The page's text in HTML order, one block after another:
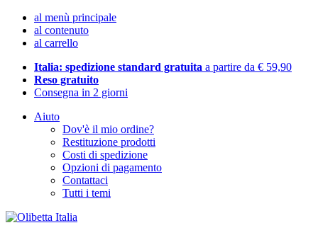
al menù principale
al contenuto
al carrello
Italia: spedizione standard gratuita a partire da € 59,90
Reso gratuito
Consegna in 2 giorni
Aiuto
Dov'è il mio ordine?
Restituzione prodotti
Costi di spedizione
Opzioni di pagamento
Contattaci
Tutti i temi